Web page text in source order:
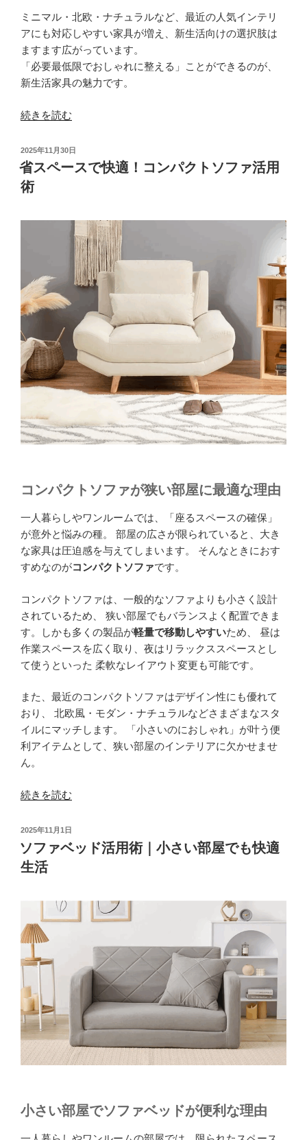
ミニマル・北欧・ナチュラルなど、最近の人気インテリ
アにも対応しやすい家具が増え、新生活向けの選択肢は
ますます広がっています。
「必要最低限でおしゃれに整える」ことができるのが、
新生活家具の魅力です。
“失
し
な
い
新
選
び
方
｜
必
要
サ
イ
置
わ
る
快
暮
ら
し”
の
続きを読む
投
稿
日:
2025年11月30日
省スペースで快適！コンパクトソファ活用
術
コンパクトソファが狭い部屋に最適な理由
一人暮らしやワンルームでは、「座るスペースの確保」
が意外と悩みの種。 部屋の広さが限られていると、大き
な家具は圧迫感を与えてしまいます。 そんなときにおす
すめなのがコンパクトソファです。
コンパクトソファは、一般的なソファよりも小さく設計
されているため、 狭い部屋でもバランスよく配置できま
す。しかも多くの製品が軽量で移動しやすいため、 昼は
作業スペースを広く取り、夜はリラックススペースとし
て使うといった 柔軟なレイアウト変更も可能です。
また、最近のコンパクトソファはデザイン性にも優れて
おり、 北欧風・モダン・ナチュラルなどさまざまなスタ
イルにマッチします。 「小さいのにおしゃれ」が叶う便
利アイテムとして、狭い部屋のインテリアに欠かせませ
ん。
“省
ペ
ー
ス
で
コ
ン
パ
ク
ト
ソ
フ
ァ
活
の
続きを読む
投
稿
日:
2025年11月1日
ソファベッド活用術｜小さい部屋でも快適
生活
小さい部屋でソファベッドが便利な理由